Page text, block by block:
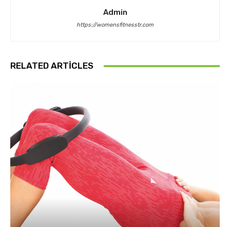
Admin
https://womensfitnesstr.com
RELATED ARTICLES